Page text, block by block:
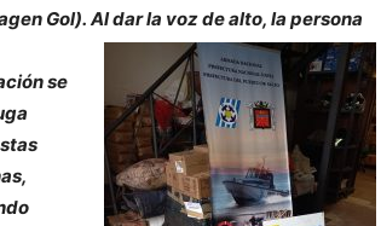
Gol). Al dar la voz de alto, la persona
se